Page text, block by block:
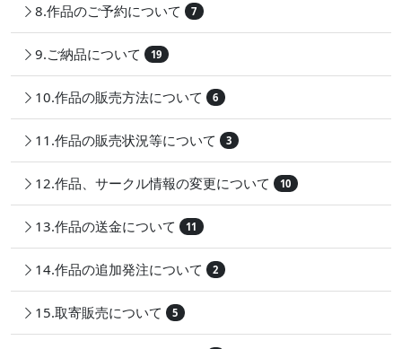
8.作品のご予約について 7
9.ご納品について 19
10.作品の販売方法について 6
11.作品の販売状況等について 3
12.作品、サークル情報の変更について 10
13.作品の送金について 11
14.作品の追加発注について 2
15.取寄販売について 5